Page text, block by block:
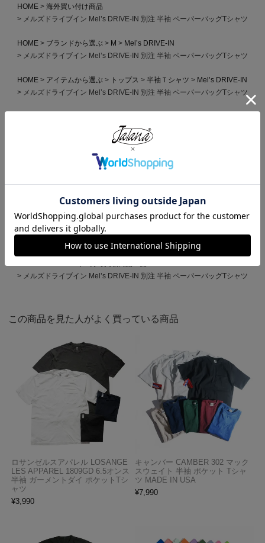
HOME
海外買い付け商品
メルズドライブイン Mel’s DRIVE-IN 別注 半袖 ペーパーバッグTシャツ
HOME ブランドから選ぶ M
Mel’s DRIVE-IN
メルズドライブイン Mel’s DRIVE-IN 別注 半袖 ペーパーバッグTシャツ
HOME アイテムから選ぶ トップス 半袖Ｔシャツ
Mel’s DRIVE-IN
メルズドライブイン Mel’s DRIVE-IN 別注 半袖 ペーパーバッグTシャツ
メルズドライブイン Mel’s DRIVE-IN 別注 半袖 ペーパーバッグTシャツ
2nd 2022年 6月号掲載商品一覧
メルズドライブイン Mel’s DRIVE-IN 別注 半袖 ペーパーバッグTシャツ
メルズドライブイン Mel’s DRIVE-IN 別注 半袖 ペーパーバッグTシャツ
HOME ブランドから選ぶ
メルズドライブイン Mel’s DRIVE-IN 別注 半袖 ペーパーバッグTシャツ
この商品を見た人がよく買っている商品
ロサンゼルスアパレル LOSANGE
LES APPAREL 1809GD 6.5オンス
半袖 ガーメントダイ ポケットTシ
ャツ
¥3,990
キャンバー CAMBER 302 マック
スウェイト 半袖 ポケット Tシャ
ツ MADE IN USA
¥7,990